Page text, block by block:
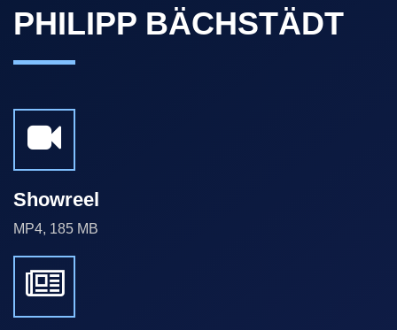
PHILIPP BÄCHSTÄDT
Showreel
MP4, 185 MB